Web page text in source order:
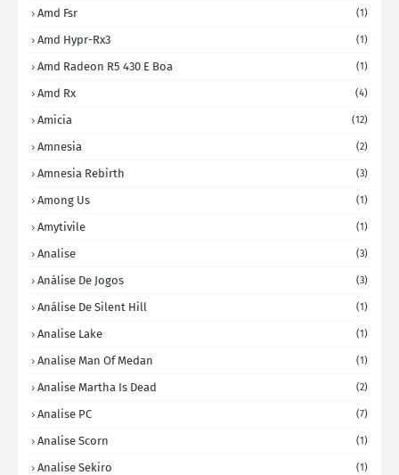
Amd Fsr (1)
Amd Hypr-Rx3 (1)
Amd Radeon R5 430 E Boa (1)
Amd Rx (4)
Amicia (12)
Amnesia (2)
Amnesia Rebirth (3)
Among Us (1)
Amytivile (1)
Analise (3)
Análise De Jogos (3)
Análise De Silent Hill (1)
Analise Lake (1)
Analise Man Of Medan (1)
Analise Martha Is Dead (2)
Analise PC (7)
Analise Scorn (1)
Analise Sekiro (1)